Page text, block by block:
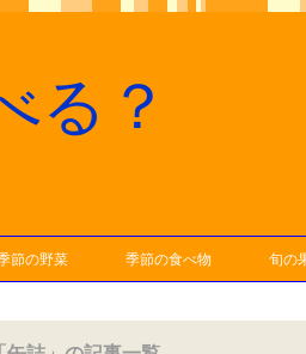
る？
節の野菜 季節の食べ物 旬の